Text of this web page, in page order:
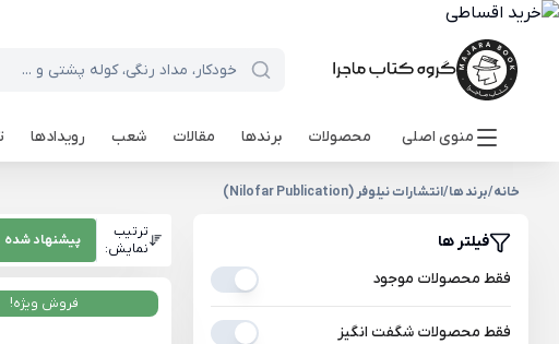
منوی اصلی محصولات برندها مقالات شعب رویدادها
خانه/برند ها/انتشارات نیلوفر (Nilofar Publication)
فیلتر ها
فقط محصولات موجود
فقط محصولات شگفت انگیز
ترتیب
نمایش:
پیشنهاد شده
فروش ویژه!